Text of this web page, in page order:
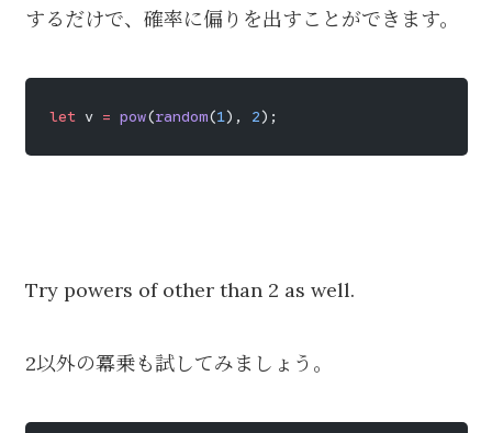
するだけで、確率に偏りを出すことができます。
let v = pow(random(1), 2);
Try powers of other than 2 as well.
2以外の冪乗も試してみましょう。